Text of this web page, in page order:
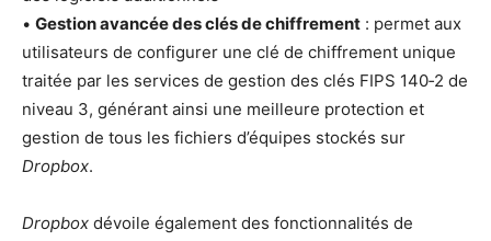
• Gestion avancée des clés de chiffrement : permet aux
utilisateurs de configurer une clé de chiffrement unique
traitée par les services de gestion des clés FIPS 140‑2 de
niveau 3, générant ainsi une meilleure protection et
gestion de tous les fichiers d’équipes stockés sur
Dropbox.
Dropbox dévoile également des fonctionnalités de